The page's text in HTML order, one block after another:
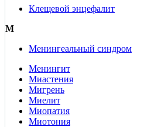
Клещевой энцефалит
М
Менингеальный синдром
Менингит
Миастения
Мигрень
Миелит
Миопатия
Миотония